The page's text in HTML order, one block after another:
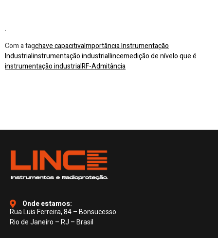
.
Com a tagchave capacitivaImportância Instrumentação
Industrialinstrumentação industriallincemedição de nívelo que é
instrumentação industrialRF-Admitância
Onde estamos:
Rua Luis Ferreira, 84 – Bonsucesso
Rio de Janeiro – RJ – Brasil